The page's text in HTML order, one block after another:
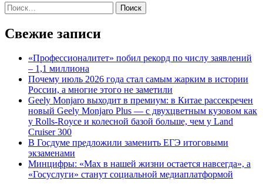
Найти:
Свежие записи
«Профессионалитет» побил рекорд по числу заявлений
– 1,1 миллиона
Почему июль 2026 года стал самым жарким в истории
России, а многие этого не заметили
Geely Monjaro выходит в премиум: в Китае рассекречен
новый Geely Monjaro Plus — с двухцветным кузовом как
у Rolls-Royce и колесной базой больше, чем у Land
Cruiser 300
В Госдуме предложили заменить ЕГЭ итоговыми
экзаменами
Минцифры: «Max в нашей жизни остается навсегда», а
«Госуслуги» станут социальной медиаплатформой